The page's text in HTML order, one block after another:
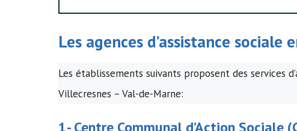
Les agences d’assistance sociale
Les établissements suivants proposent des services
Villecresnes – Val-de-Marne:
1-Centre Communal d’Action Sociale (